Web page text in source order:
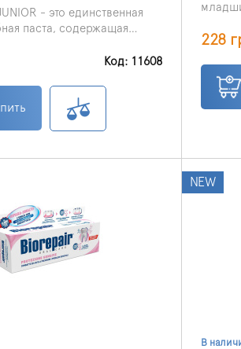
- это единственная
паста, содержащая
реминерализируют
содержат фтора.
Код: 11608
228
NEW
В